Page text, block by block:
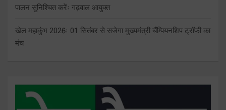
पालन सुनिश्चित करेंः गढ़वाल आयुक्त
खेल महाकुंभ 2026ः 01 सितंबर से सजेगा मुख्यमंत्री चैंम्पियनशिप ट्रॉफी का
मंच